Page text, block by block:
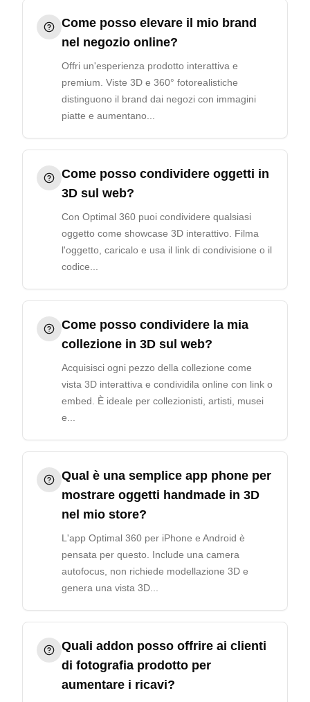
Come posso elevare il mio brand
nel negozio online?
Offri un'esperienza prodotto interattiva e
premium. Viste 3D e 360° fotorealistiche
distinguono il brand dai negozi con immagini
piatte e aumentano...
Come posso condividere oggetti in
3D sul web?
Con Optimal 360 puoi condividere qualsiasi
oggetto come showcase 3D interattivo. Filma
l'oggetto, caricalo e usa il link di condivisione o il
codice...
Come posso condividere la mia
collezione in 3D sul web?
Acquisisci ogni pezzo della collezione come
vista 3D interattiva e condividila online con link o
embed. È ideale per collezionisti, artisti, musei
e...
Qual è una semplice app phone per
mostrare oggetti handmade in 3D
nel mio store?
L'app Optimal 360 per iPhone e Android è
pensata per questo. Include una camera
autofocus, non richiede modellazione 3D e
genera una vista 3D...
Quali addon posso offrire ai clienti
di fotografia prodotto per
aumentare i ricavi?